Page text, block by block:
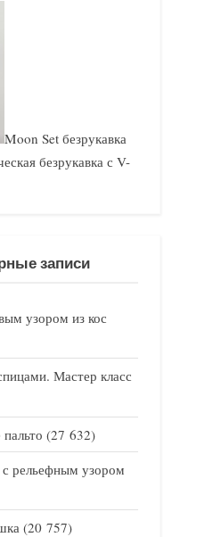
Moon Set безрукавка
безрукавка с V-
записи
узором из кос
Мастер класс
(27 632)
с рельефным узором
(20 757)